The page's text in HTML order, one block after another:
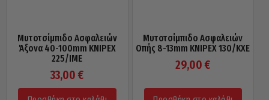
Μυτοτσίμπιδο Ασφαλειών
Άξονα 40-100mm KNIPEX
225/IME
33,00€
Μυτοτσίμπιδο Ασφαλειών
Οπής 8-13mm KNIPEX 130/KXE
29,00€